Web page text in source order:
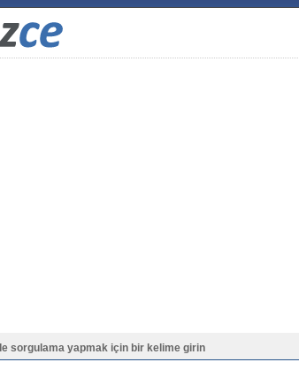
sorgulama yapmak için bir kelime girin